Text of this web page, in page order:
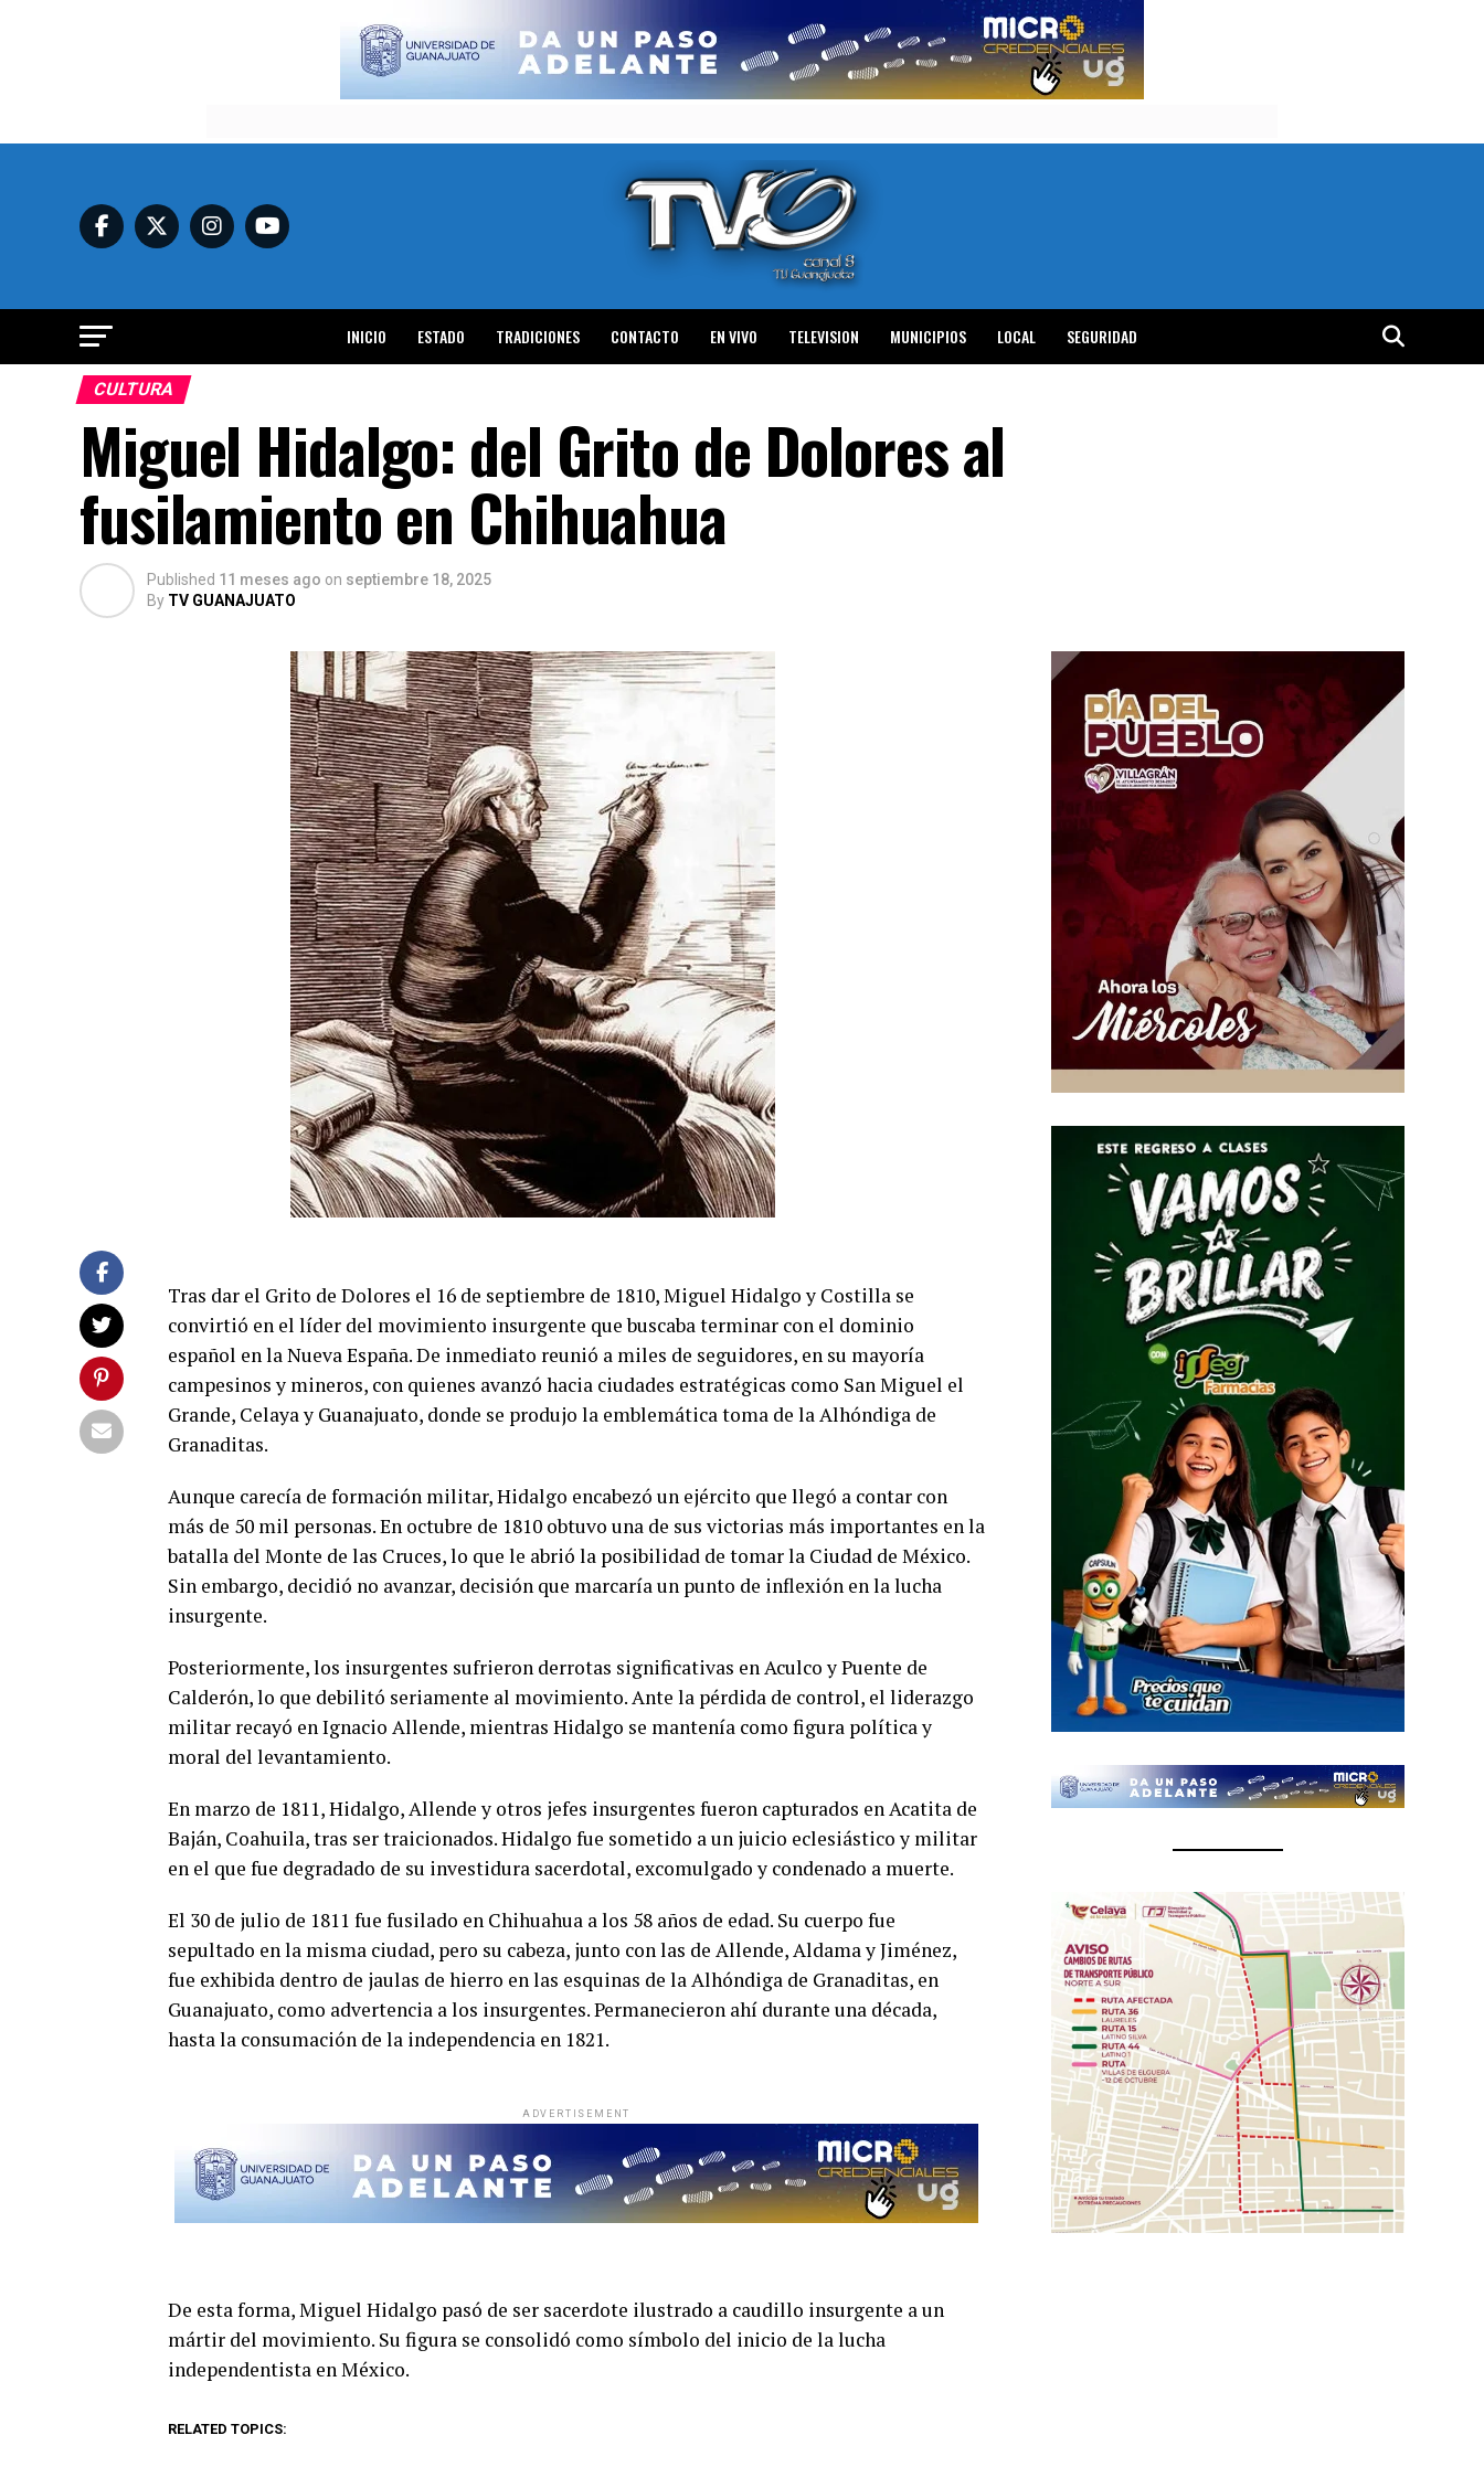
INICIO ESTADO TRADICIONES CONTACTO EN VIVO TELEVISION MUNICIPIOS LOCAL SEGURIDAD
CULTURA
Miguel Hidalgo: del Grito de Dolores al
fusilamiento en Chihuahua
Published 11 meses ago on septiembre 18, 2025
By TV GUANAJUATO
Tras dar el Grito de Dolores el 16 de septiembre de 1810, Miguel Hidalgo y Costilla se
convirtió en el líder del movimiento insurgente que buscaba terminar con el dominio
español en la Nueva España. De inmediato reunió a miles de seguidores, en su mayoría
campesinos y mineros, con quienes avanzó hacia ciudades estratégicas como San Miguel el
Grande, Celaya y Guanajuato, donde se produjo la emblemática toma de la Alhóndiga de
Granaditas.
Aunque carecía de formación militar, Hidalgo encabezó un ejército que llegó a contar con
más de 50 mil personas. En octubre de 1810 obtuvo una de sus victorias más importantes en la
batalla del Monte de las Cruces, lo que le abrió la posibilidad de tomar la Ciudad de México.
Sin embargo, decidió no avanzar, decisión que marcaría un punto de inflexión en la lucha
insurgente.
Posteriormente, los insurgentes sufrieron derrotas significativas en Aculco y Puente de
Calderón, lo que debilitó seriamente al movimiento. Ante la pérdida de control, el liderazgo
militar recayó en Ignacio Allende, mientras Hidalgo se mantenía como figura política y
moral del levantamiento.
En marzo de 1811, Hidalgo, Allende y otros jefes insurgentes fueron capturados en Acatita de
Baján, Coahuila, tras ser traicionados. Hidalgo fue sometido a un juicio eclesiástico y militar
en el que fue degradado de su investidura sacerdotal, excomulgado y condenado a muerte.
El 30 de julio de 1811 fue fusilado en Chihuahua a los 58 años de edad. Su cuerpo fue
sepultado en la misma ciudad, pero su cabeza, junto con las de Allende, Aldama y Jiménez,
fue exhibida dentro de jaulas de hierro en las esquinas de la Alhóndiga de Granaditas, en
Guanajuato, como advertencia a los insurgentes. Permanecieron ahí durante una década,
hasta la consumación de la independencia en 1821.
ADVERTISEMENT
De esta forma, Miguel Hidalgo pasó de ser sacerdote ilustrado a caudillo insurgente a un
mártir del movimiento. Su figura se consolidó como símbolo del inicio de la lucha
independentista en México.
RELATED TOPICS: